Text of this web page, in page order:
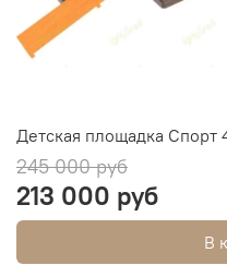
Детская площадка Спорт
245 000 руб
213 000 руб
В